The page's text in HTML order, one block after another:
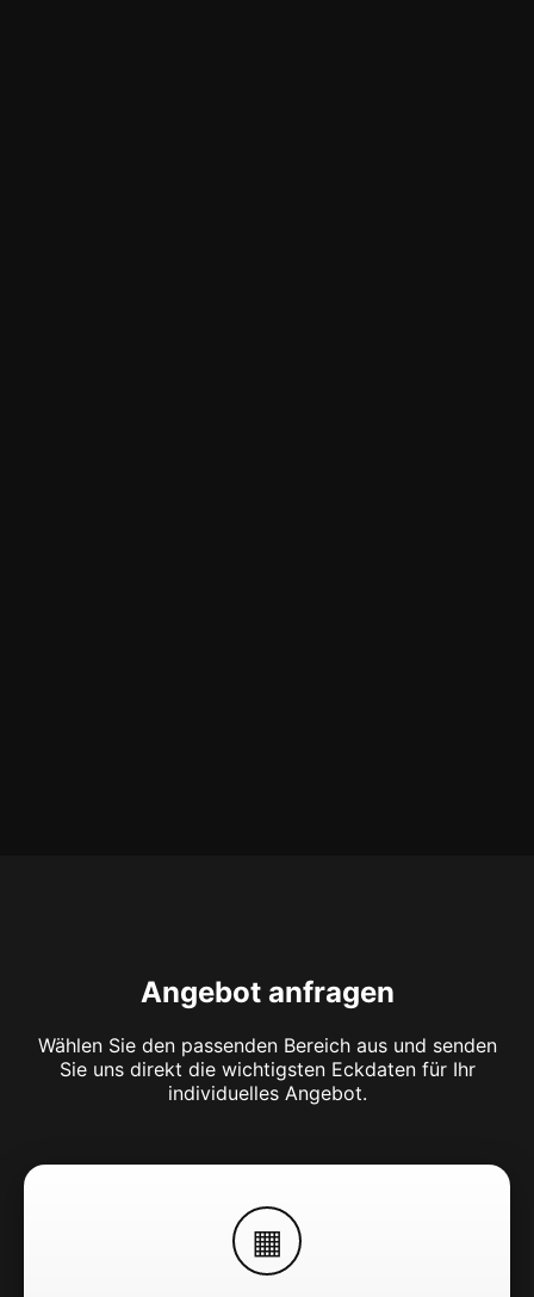
Angebot anfragen
Wählen Sie den passenden Bereich aus und senden
Sie uns direkt die wichtigsten Eckdaten für Ihr
individuelles Angebot.
▦